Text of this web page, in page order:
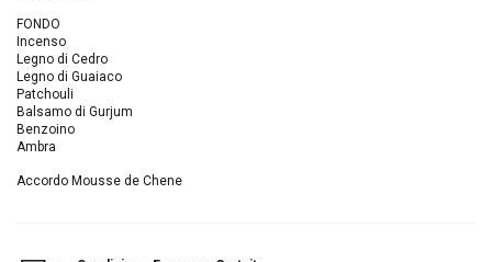
FONDO
Incenso
Legno di Cedro
Legno di Guaiaco
Patchouli
Balsamo di Gurjum
Benzoino
Ambra
Accordo Mousse de Chene